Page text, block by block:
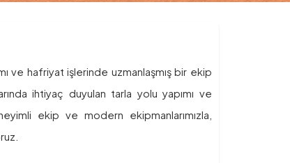
ve hafriyat işlerinde uzmanlaşmış bir ekip
ihtiyaç duyulan tarla yolu yapımı ve
ekip ve modern ekipmanlarımızla,